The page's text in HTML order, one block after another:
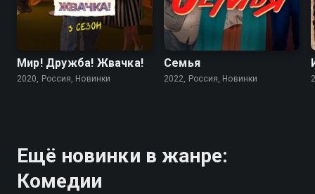
Мир! Дружба! Жвачка!
2020, Россия, Новинки
Семья
2022, Россия, Новинки
Ещё новинки в жанре:
Комедии